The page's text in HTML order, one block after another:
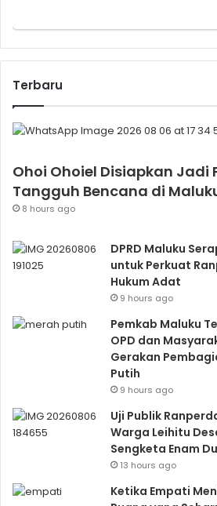
Terbaru
Ohoi Ohoiel Disiapkan Jadi
Tangguh Bencana di
8 hours ago
DPRD Maluku
untuk Perkuat
Hukum Adat
9 hours ago
Pemkab Maluku
OPD dan
Gerakan
Putih
9 hours ago
Uji Publik
Warga Leihitu
Sengketa Enam
13 hours ago
Ketika Empati